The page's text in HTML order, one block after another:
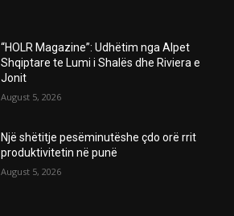
“HOLR Magazine”: Udhëtim nga Alpet
Shqiptare te Lumi i Shalës dhe Riviera e
Jonit
August 5, 2026
Një shëtitje pesëminutëshe çdo orë rrit
produktivitetin në punë
August 5, 2026